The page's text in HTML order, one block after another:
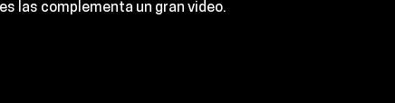
las complementa un gran video.